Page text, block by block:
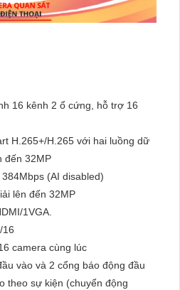
16 kênh 2 ổ cứng, hỗ trợ 16
H.265+/H.265 với hai luồng dữ
đến 32MP
(AI disabled)
lên đến 32MP
1VGA.
16
camera cùng lúc
vào và 2 cổng báo động đầu
theo sự kiện (chuyển động